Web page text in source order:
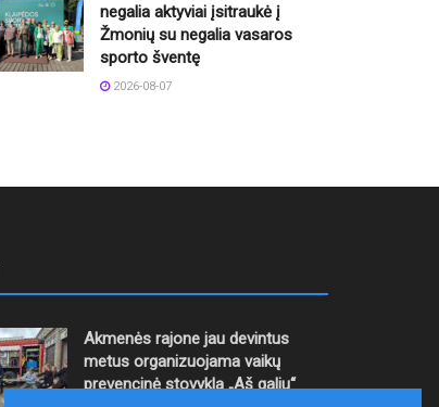
negalia aktyviai įsitraukė į
Žmonių su negalia vasaros
sporto šventę
2026-08-07
Akmenės rajone jau devintus
metus organizuojama vaikų
prevencinė stovykla „Aš galiu“